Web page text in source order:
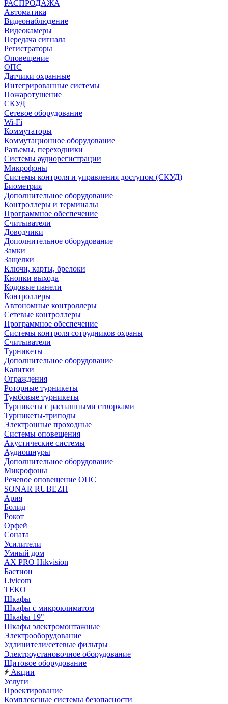
РАСПРОДАЖА
Автоматика
Видеонаблюдение
Видеокамеры
Передача сигнала
Регистраторы
Оповещение
ОПС
Датчики охранные
Интегрированные системы
Пожаротушение
СКУД
Сетевое оборудование
Wi-Fi
Коммутаторы
Коммутационное оборудование
Разъемы, переходники
Системы аудиорегистрации
Микрофоны
Системы контроля и управления доступом (СКУД)
Биометрия
Дополнительное оборудование
Контроллеры и терминалы
Программное обеспечение
Считыватели
Доводчики
Дополнительное оборудование
Замки
Защелки
Ключи, карты, брелоки
Кнопки выхода
Кодовые панели
Контроллеры
Автономные контроллеры
Сетевые контроллеры
Программное обеспечение
Системы контроля сотрудников охраны
Считыватели
Турникеты
Дополнительное оборудование
Калитки
Ограждения
Роторные турникеты
Тумбовые турникеты
Турникеты с распашными створками
Турникеты-триподы
Электронные проходные
Системы оповещения
Акустические системы
Аудиошнуры
Дополнительное оборудование
Микрофоны
Речевое оповещение ОПС
SONAR RUBEZH
Ария
Болид
Рокот
Орфей
Соната
Усилители
Умный дом
AX PRO Hikvision
Бастион
Livicom
ТЕКО
Шкафы
Шкафы с микроклиматом
Шкафы 19"
Шкафы электромонтажные
Электрооборудование
Удлинители/сетевые фильтры
Электроустановочное оборудование
Щитовое оборудование
Акции
Услуги
Проектирование
Комплексные системы безопасности